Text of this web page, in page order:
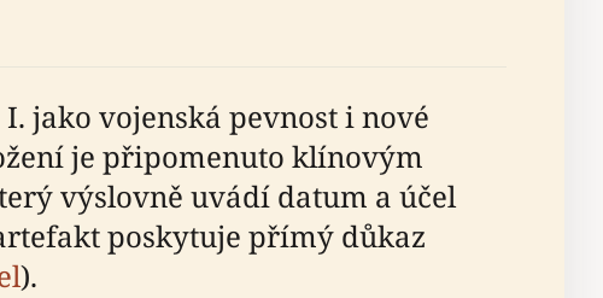
jako vojenská pevnost i nové
je připomenuto klínovým
výslovně uvádí datum a účel
poskytuje přímý důkaz
).